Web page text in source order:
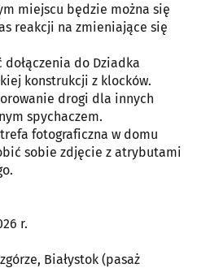
miejscu będzie można się
reakcji na zmieniające się
do Dziadka
konstrukcji z klocków.
drogi dla innych
spychaczem.
fotograficzna w domu
sobie zdjęcie z atrybutami
r.
Białystok (pasaż